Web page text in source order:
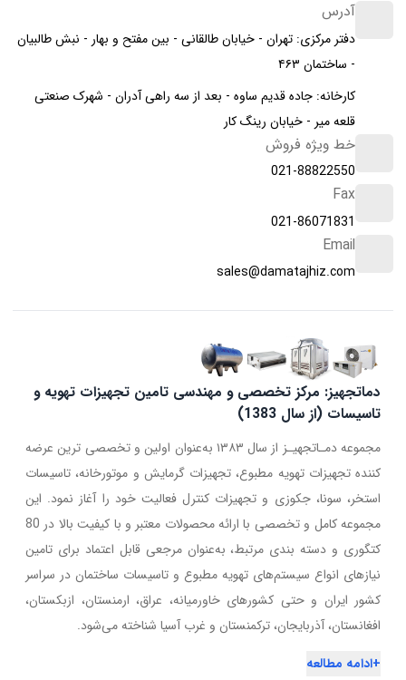
آدرس
دفتر مرکزی: تهران - خیابان طالقانی - بین مفتح و بهار - نبش طالبیان
- ساختمان ۴۶۳
کارخانه: جاده قدیم ساوه - بعد از سه راهی آدران - شهرک صنعتی
قلعه میر - خیابان رینگ کار
خط ویژه فروش
021-88822550
Fax
021-86071831
Email
sales@damatajhiz.com
دماتجهیز: مرکز تخصصی و مهندسی تامین تجهیزات تهویه و
تاسیسات (از سال 1383)
مجموعه دمـاتجهیـز از سال ۱۳۸۳ به‌عنوان اولین و تخصصی ترین عرضه
کننده تجهیزات تهویه مطبوع، تجهیزات گرمایش و موتورخانه، تاسیسات
استخر، سونا، جکوزی و تجهیزات کنترل فعالیت خود را آغاز نمود. این
مجموعه کامل و تخصصی با ارائه محصولات معتبر و با کیفیت بالا در 80
کتگوری و دسته بندی مرتبط، به‌عنوان مرجعی قابل اعتماد برای تامین
نیازهای انواع سیستم‌های تهویه مطبوع و تاسیسات ساختمان در سراسر
کشور ایران و حتی کشورهای خاورمیانه، عراق، ارمنستان، ازبکستان،
افغانستان، آذربایجان، ترکمنستان و غرب آسیا شناخته می‌شود.
+ادامه مطالعه